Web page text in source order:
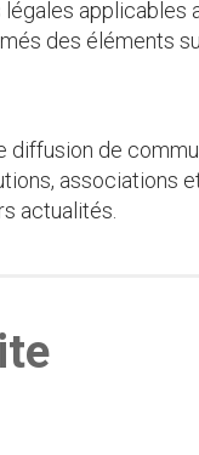
applicables
des éléments
de
associations
actualités.